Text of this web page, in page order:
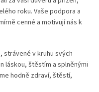
roku. Vaše podpora a
cenné a motivují nás k
strávené v kruhu svých
láskou, štěstím a splněnými
hodně zdraví, štěstí,